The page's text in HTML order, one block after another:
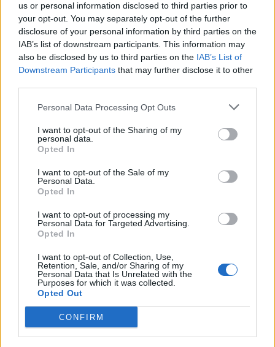
us or personal information disclosed to third parties prior to
your opt-out. You may separately opt-out of the further
disclosure of your personal information by third parties on the
IAB’s list of downstream participants. This information may
also be disclosed by us to third parties on the IAB’s List of
Downstream Participants that may further disclose it to other
Personal Data Processing Opt Outs
I want to opt-out of the Sharing of my
personal data.
Opted In
I want to opt-out of the Sale of my
Personal Data.
Opted In
I want to opt-out of processing my
Personal Data for Targeted Advertising.
Opted In
I want to opt-out of Collection, Use,
Retention, Sale, and/or Sharing of my
Personal Data that Is Unrelated with the
Purposes for which it was collected.
Opted Out
CONFIRM
“Una bollicina suscita brio e allegria, questa aggiunge
originalità e curiosità. Enigmatico”. A Gambugliano,
sulle colline vicentine,Marco Buvoli
si distingue
come un autentico innovatore, dedicando la sua
passione al Pinot Nero. Tra i suoi vini, il Metodo
Classico Tre rappresenta una proposta giovane, con
le lunghe maturazioni che solitamente predilige.
Questo spumante si distingue per la sua eleganza
delicata. In bocca si presenta inizialmente timido, ma
si espande con una cremosità avvolgente, offrendo